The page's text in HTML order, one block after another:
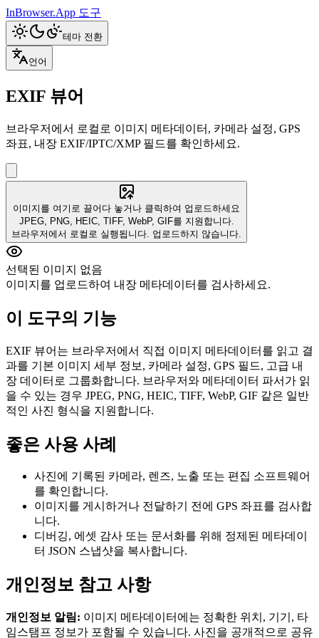
InBrowser.App 도구
테마 전환
언어
EXIF 뷰어
브라우저에서 로컬로 이미지 메타데이터, 카메라 설정, GPS
좌표, 내장 EXIF/IPTC/XMP 필드를 확인하세요.
이미지를 여기로 끌어다 놓거나 클릭하여 업로드하세요
JPEG, PNG, HEIC, TIFF, WebP, GIF를 지원합니다.
브라우저에서 로컬로 실행됩니다. 업로드하지 않습니다.
선택된 이미지 없음
이미지를 업로드하여 내장 메타데이터를 검사하세요.
이 도구의 기능
EXIF 뷰어는 브라우저에서 직접 이미지 메타데이터를 읽고 결
과를 기본 이미지 세부 정보, 카메라 설정, GPS 필드, 고급 내
장 데이터로 그룹화합니다. 브라우저와 메타데이터 파서가 읽
을 수 있는 경우 JPEG, PNG, HEIC, TIFF, WebP, GIF 같은 일반
적인 사진 형식을 지원합니다.
좋은 사용 사례
사진에 기록된 카메라, 렌즈, 노출 또는 편집 소프트웨어
를 확인합니다.
이미지를 게시하거나 전달하기 전에 GPS 좌표를 검사합
니다.
디버깅, 에셋 감사 또는 문서화를 위해 정제된 메타데이
터 JSON 스냅샷을 복사합니다.
개인정보 참고 사항
개인정보 알림: 이미지 메타데이터에는 정확한 위치, 기기, 타
임스탬프 정보가 포함될 수 있습니다. 사진을 공개적으로 공유